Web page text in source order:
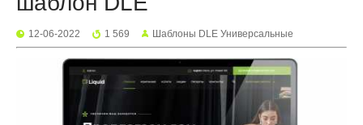
12-06-2022 1 569 Шаблоны DLE Универсальные